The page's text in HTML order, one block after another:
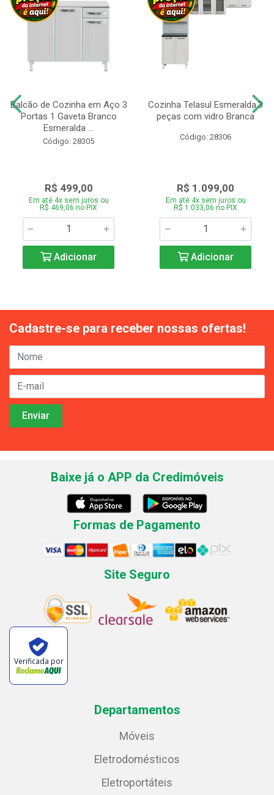
Balcão de Cozinha em Aço 3
Portas 1 Gaveta Branco
Esmeralda ...
Código: 28305
R$ 499,00
Em até 4x sem juros ou
R$ 469,06 no PIX
Adicionar
Cozinha Telasul Esmeralda.3
peças com vidro Branca
Código: 28306
R$ 1.099,00
Em até 4x sem juros ou
R$ 1.033,06 no PIX
Adicionar
Cadastre-se para receber nossas ofertas!
Baixe já o APP da Credimóveis
Formas de Pagamento
Site Seguro
Verificada por
Departamentos
Móveis
Eletrodomésticos
Eletroportáteis